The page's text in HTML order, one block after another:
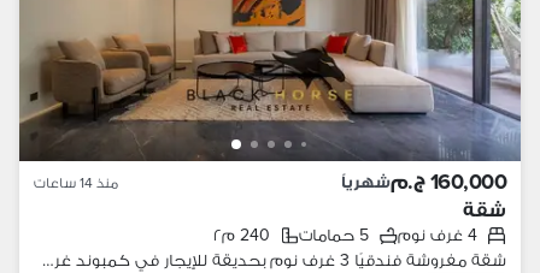
160,000 ج.م شهرياً منذ 14 ساعات
شقة
4 غرف نوم 5 حمامات
240 م٢
شقة مفروشة فندقيًا 3 غرف نوم بحديقة للإيجار في كمبوند غرب الجولف